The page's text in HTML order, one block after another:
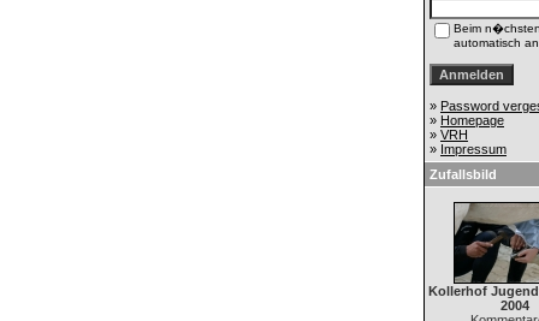
Beim
automatisch
» Password
» Homepage
» VRH
» Impressum
Zufallsbild
Kollerhof
2004